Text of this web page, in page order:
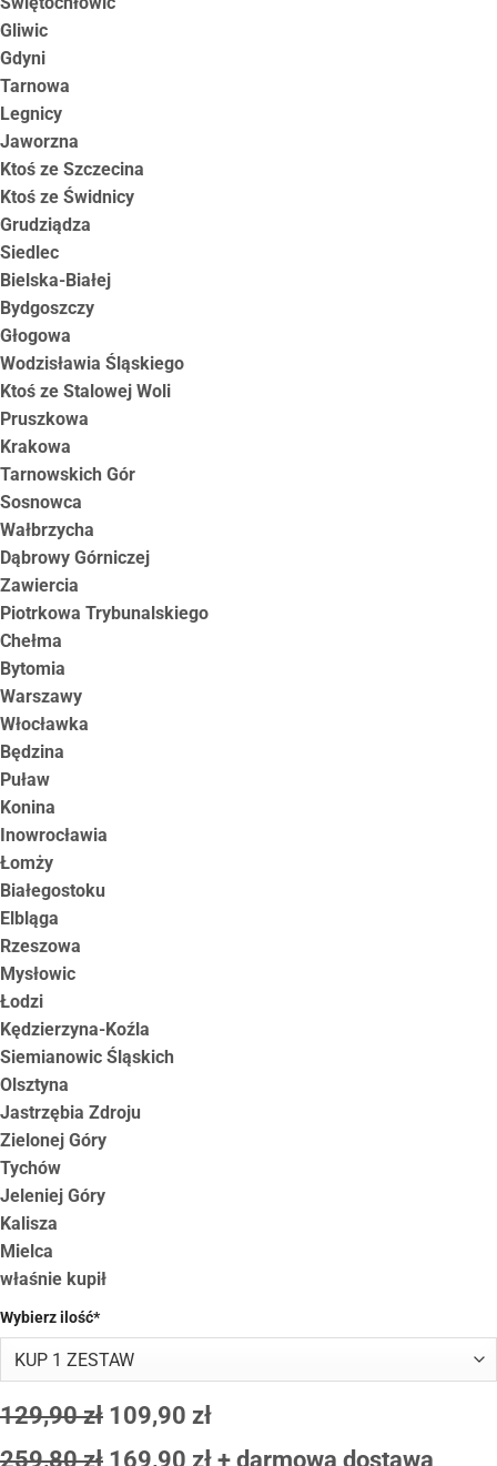
Gliwic
Gdyni
Tarnowa
Legnicy
Jaworzna
Ktoś ze Szczecina
Ktoś ze Świdnicy
Grudziądza
Siedlec
Bielska-Białej
Bydgoszczy
Głogowa
Wodzisławia Śląskiego
Ktoś ze Stalowej Woli
Pruszkowa
Krakowa
Tarnowskich Gór
Sosnowca
Wałbrzycha
Dąbrowy Górniczej
Zawiercia
Piotrkowa Trybunalskiego
Chełma
Bytomia
Warszawy
Włocławka
Będzina
Puław
Konina
Inowrocławia
Łomży
Białegostoku
Elbląga
Rzeszowa
Mysłowic
Łodzi
Kędzierzyna-Koźla
Siemianowic Śląskich
Olsztyna
Jastrzębia Zdroju
Zielonej Góry
Tychów
Jeleniej Góry
Kalisza
Mielca
właśnie kupił
Wybierz ilość*
129,90 zł 109,90 zł
259,80 zł 169,90 zł+ darmowa dostawa